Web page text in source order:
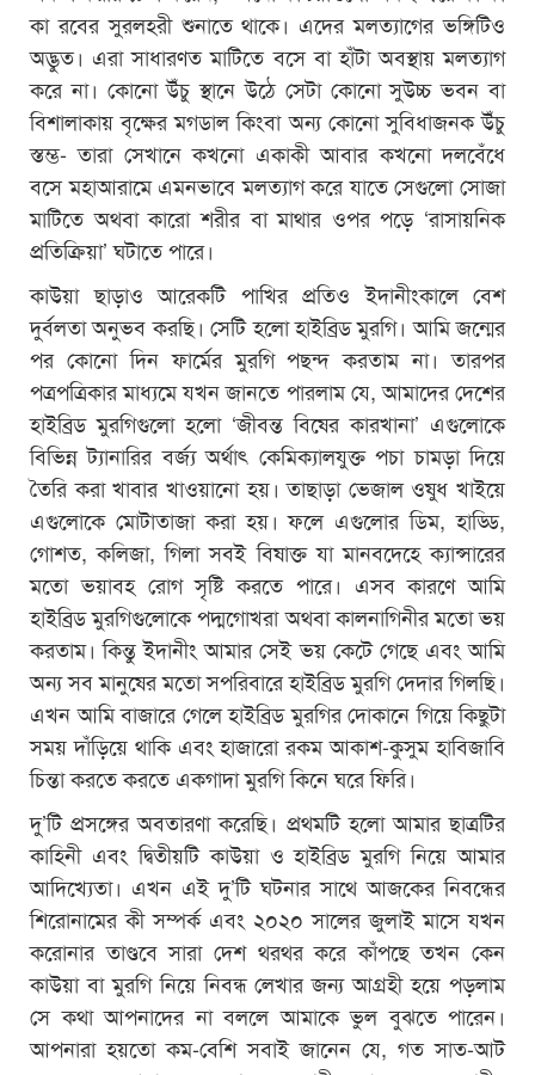
কা রবের সুরলহরী শুনাতে থাকে। এদের মলত্যাগের ভঙ্গিটিও
অদ্ভুত। এরা সাধারণত মাটিতে বসে বা হাঁটা অবস্থায় মলত্যাগ
করে না। কোনো উঁচু স্থানে উঠে সেটা কোনো সুউচ্চ ভবন বা
বিশালাকায় বৃক্ষের মগডাল কিংবা অন্য কোনো সুবিধাজনক উঁচু
স্তম্ভ- তারা সেখানে কখনো একাকী আবার কখনো দলবেঁধে
বসে মহাআরামে এমনভাবে মলত্যাগ করে যাতে সেগুলো সোজা
মাটিতে অথবা কারো শরীর বা মাথার ওপর পড়ে ‘রাসায়নিক
প্রতিক্রিয়া’ ঘটাতে পারে।
কাউয়া ছাড়াও আরেকটি পাখির প্রতিও ইদানীংকালে বেশ
দুর্বলতা অনুভব করছি। সেটি হলো হাইব্রিড মুরগি। আমি জন্মের
পর কোনো দিন ফার্মের মুরগি পছন্দ করতাম না। তারপর
পত্রপত্রিকার মাধ্যমে যখন জানতে পারলাম যে, আমাদের দেশের
হাইব্রিড মুরগিগুলো হলো ‘জীবন্ত বিষের কারখানা’ এগুলোকে
বিভিন্ন ট্যানারির বর্জ্য অর্থাৎ কেমিক্যালযুক্ত পচা চামড়া দিয়ে
তৈরি করা খাবার খাওয়ানো হয়। তাছাড়া ভেজাল ওষুধ খাইয়ে
এগুলোকে মোটাতাজা করা হয়। ফলে এগুলোর ডিম, হাড্ডি,
গোশত, কলিজা, গিলা সবই বিষাক্ত যা মানবদেহে ক্যান্সারের
মতো ভয়াবহ রোগ সৃষ্টি করতে পারে। এসব কারণে আমি
হাইব্রিড মুরগিগুলোকে পদ্মগোখরা অথবা কালনাগিনীর মতো ভয়
করতাম। কিন্তু ইদানীং আমার সেই ভয় কেটে গেছে এবং আমি
অন্য সব মানুষের মতো সপরিবারে হাইব্রিড মুরগি দেদার গিলছি।
এখন আমি বাজারে গেলে হাইব্রিড মুরগির দোকানে গিয়ে কিছুটা
সময় দাঁড়িয়ে থাকি এবং হাজারো রকম আকাশ-কুসুম হাবিজাবি
চিন্তা করতে করতে একগাদা মুরগি কিনে ঘরে ফিরি।
দু’টি প্রসঙ্গের অবতারণা করেছি। প্রথমটি হলো আমার ছাত্রটির
কাহিনী এবং দ্বিতীয়টি কাউয়া ও হাইব্রিড মুরগি নিয়ে আমার
আদিখ্যেতা। এখন এই দু’টি ঘটনার সাথে আজকের নিবন্ধের
শিরোনামের কী সম্পর্ক এবং ২০২০ সালের জুলাই মাসে যখন
করোনার তাণ্ডবে সারা দেশ থরথর করে কাঁপছে তখন কেন
কাউয়া বা মুরগি নিয়ে নিবন্ধ লেখার জন্য আগ্রহী হয়ে পড়লাম
সে কথা আপনাদের না বললে আমাকে ভুল বুঝতে পারেন।
আপনারা হয়তো কম-বেশি সবাই জানেন যে, গত সাত-আট